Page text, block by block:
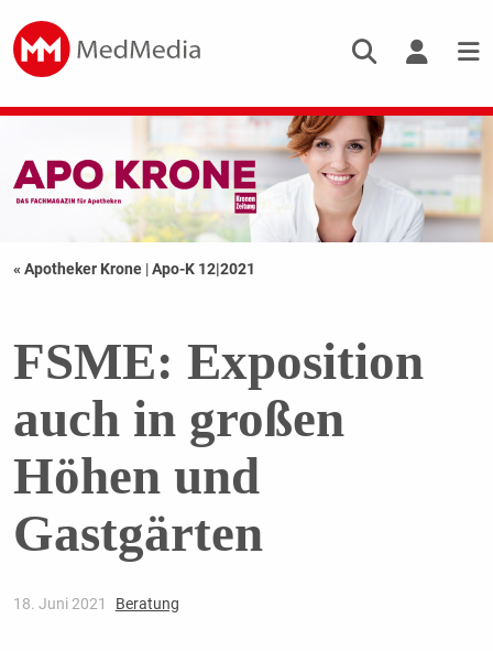
« Apotheker Krone |Apo-K 12|2021
FSME: Exposition
auch in großen
Höhen und
Gastgärten
18. Juni 2021 Beratung